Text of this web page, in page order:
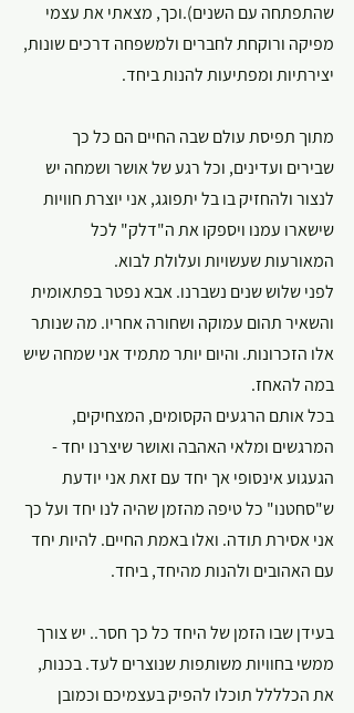
שהתפתחה עם השנים).וכך, מצאתי את עצמי
מפיקה ורוקחת לחברים ולמשפחה דרכים שונות,
יצירתיות ומפתיעות להנות ביחד.
מתוך תפיסת עולם שבה החיים הם כל כך
שבירים ועדינים, וכל רגע של אושר ושמחה יש
לנצור ולהחזיק בו בל יתפוגג, אני יוצרת חוויות
שישארו עמנו ויספקו את ה"דלק" לכל
המאורעות שעשויות ועלולת לבוא.
לפני שלוש שנים נשברנו. אבא נפטר בפתאומית
והשאיר תהום עמוקה ושחורה אחריו. מה שנותר
אלו הזכרונות. והיום יותר מתמיד אני שמחה שיש
במה להאחז.
בכל אותם הרגעים הקסומים, המצחיקים,
המרגשים ומלאי האהבה ואושר שיצרנו יחד -
הגעגוע אינסופי אך יחד עם זאת אני יודעת
ש"סחטנו" כל טיפה מהזמן שהיה לנו יחד ועל כך
אני אסירת תודה. ואלו באמת החיים. להיות יחד
עם האהובים ולהנות מהיחד, ביחד.
בעידן שבו הזמן של היחד כל כך חסר.. יש צורך
ממשי בחוויות משותפות שנוצרים לעד. בכנות,
את הכלללל תוכלו להפיק בעצמיכם וכמובן